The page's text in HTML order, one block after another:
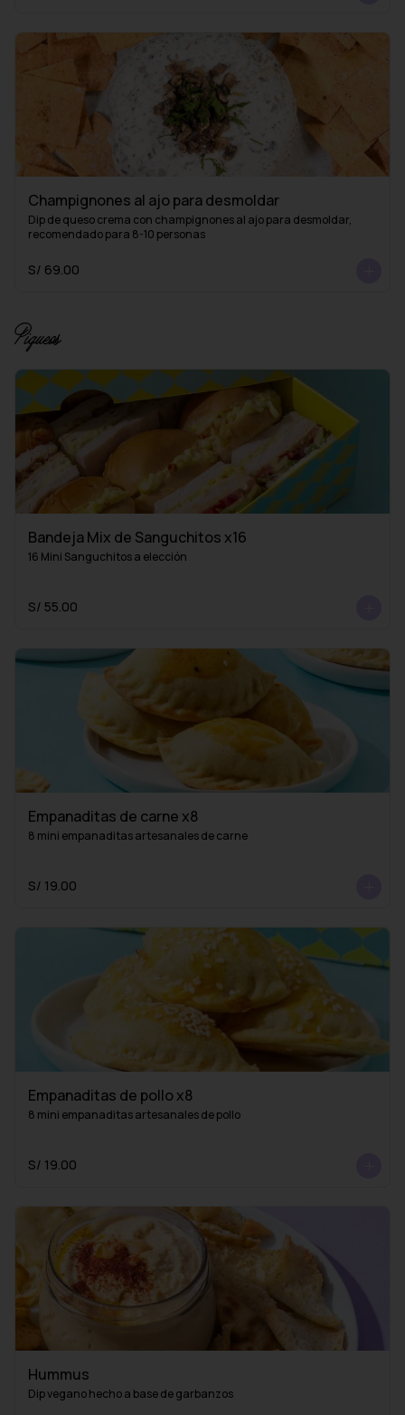
Champignones al ajo para desmoldar
Dip de queso crema con champignones al ajo para desmoldar,
recomendado para 8-10 personas
S/ 69.00
Piqueos
Bandeja Mix de Sanguchitos x16
16 Mini Sanguchitos a elección
S/ 55.00
Empanaditas de carne x8
8 mini empanaditas artesanales de carne
S/ 19.00
Empanaditas de pollo x8
8 mini empanaditas artesanales de pollo
S/ 19.00
Hummus
Dip vegano hecho a base de garbanzos